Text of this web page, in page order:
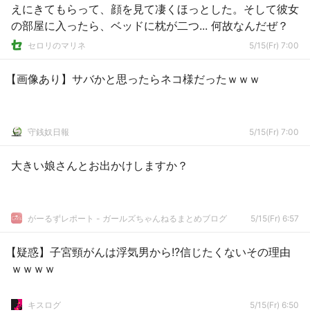
えにきてもらって、顔を見て凄くほっとした。そして彼女
の部屋に入ったら、ベッドに枕が二つ... 何故なんだぜ？
セロリのマリネ 5/15(Fr) 7:00
【画像あり】サバかと思ったらネコ様だったｗｗｗ
守銭奴日報 5/15(Fr) 7:00
大きい娘さんとお出かけしますか？
がーるずレポート - ガールズちゃんねるまとめブログ 5/15(Fr) 6:57
【疑惑】子宮頸がんは浮気男から!?信じたくないその理由
ｗｗｗｗ
キスログ 5/15(Fr) 6:50